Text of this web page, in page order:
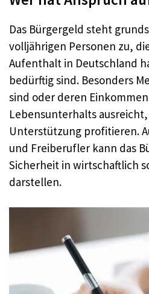
Das Bürgergeld steht
volljährigen Personen zu,
Aufenthalt in Deutschland
bedürftig sind. Besonders
sind oder deren
Lebensunterhalts
Unterstützung profitieren.
und Freiberufler kann das
Sicherheit in wirtschaftlich
darstellen.